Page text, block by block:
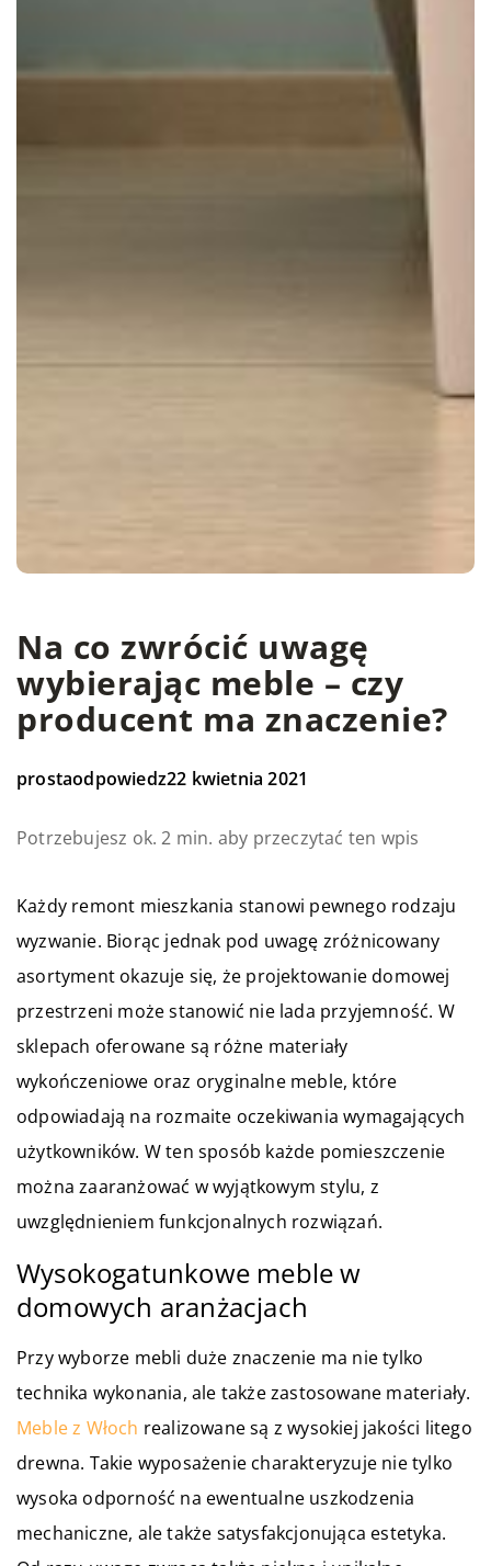
Na co zwrócić uwagę
wybierając meble – czy
producent ma znaczenie?
prostaodpowiedz22 kwietnia 2021
Potrzebujesz ok. 2 min. aby przeczytać ten wpis
Każdy remont mieszkania stanowi pewnego rodzaju
wyzwanie. Biorąc jednak pod uwagę zróżnicowany
asortyment okazuje się, że projektowanie domowej
przestrzeni może stanowić nie lada przyjemność. W
sklepach oferowane są różne materiały
wykończeniowe oraz oryginalne meble, które
odpowiadają na rozmaite oczekiwania wymagających
użytkowników. W ten sposób każde pomieszczenie
można zaaranżować w wyjątkowym stylu, z
uwzględnieniem funkcjonalnych rozwiązań.
Wysokogatunkowe meble w
domowych aranżacjach
Przy wyborze mebli duże znaczenie ma nie tylko
technika wykonania, ale także zastosowane materiały.
Meble z Włoch realizowane są z wysokiej jakości litego
drewna. Takie wyposażenie charakteryzuje nie tylko
wysoka odporność na ewentualne uszkodzenia
mechaniczne, ale także satysfakcjonująca estetyka.